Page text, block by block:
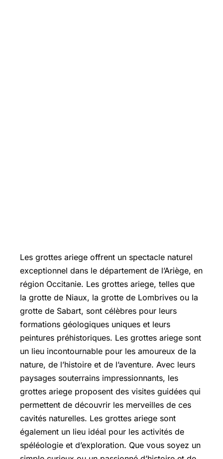
Les grottes ariege offrent un spectacle naturel
exceptionnel dans le département de l’Ariège, en
région Occitanie. Les grottes ariege, telles que
la grotte de Niaux, la grotte de Lombrives ou la
grotte de Sabart, sont célèbres pour leurs
formations géologiques uniques et leurs
peintures préhistoriques. Les grottes ariege sont
un lieu incontournable pour les amoureux de la
nature, de l’histoire et de l’aventure. Avec leurs
paysages souterrains impressionnants, les
grottes ariege proposent des visites guidées qui
permettent de découvrir les merveilles de ces
cavités naturelles. Les grottes ariege sont
également un lieu idéal pour les activités de
spéléologie et d’exploration. Que vous soyez un